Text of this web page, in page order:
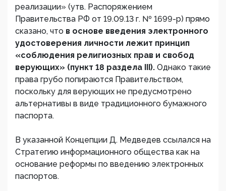
реализации» (утв. Распоряжением
Правительства РФ от 19.09.13 г. № 1699-р) прямо
сказано, что в основе введения электронного
удостоверения личности лежит принцип
«соблюдения религиозных прав и свобод
верующих» (пункт 18 раздела III). Однако такие
права грубо попираются Правительством,
поскольку для верующих не предусмотрено
альтернативы в виде традиционного бумажного
паспорта.
В указанной Концепции Д. Медведев ссылался на
Стратегию информационного общества как на
основание реформы по введению электронных
паспортов.